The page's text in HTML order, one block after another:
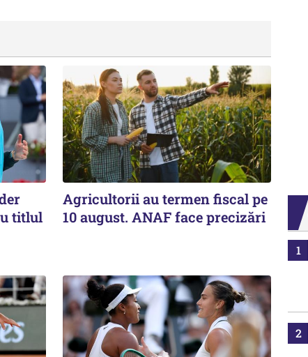
titlul
Agricultorii au termen fiscal pe
10 august. ANAF face precizări